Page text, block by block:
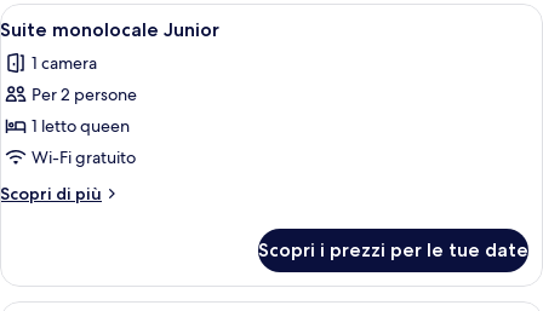
Apri
tutte
le
foto
per
Suite
monolocale
Junior
Un'area benessere con una vasca
4
Suite monolocale Junior
1 camera
Per 2 persone
1 letto queen
Wi-Fi gratuito
Scopri di più
Altri
monolocale
Junior
Scopri i prezzi per le tue date